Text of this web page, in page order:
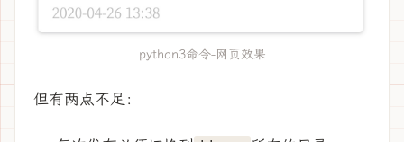
python3命令-网页效果
但有两点不足：